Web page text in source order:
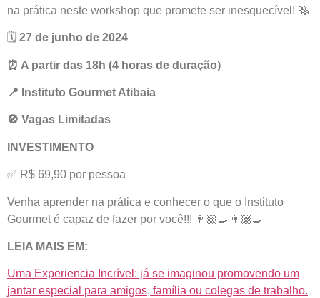
na prática neste workshop que promete ser inesquecível! 🥯
🗓 27 de junho de 2024
⏰ A partir das 18h (4 horas de duração)
📍 Instituto Gourmet Atibaia
🚫 Vagas Limitadas
INVESTIMENTO
✅ R$ 69,90 por pessoa
Venha aprender na prática e conhecer o que o Instituto
Gourmet é capaz de fazer por você!!! 👩🏼‍🍳👨🏽‍🍳
LEIA MAIS EM:
Uma Experiencia Incrível: já se imaginou promovendo um
jantar especial para amigos, família ou colegas de trabalho.